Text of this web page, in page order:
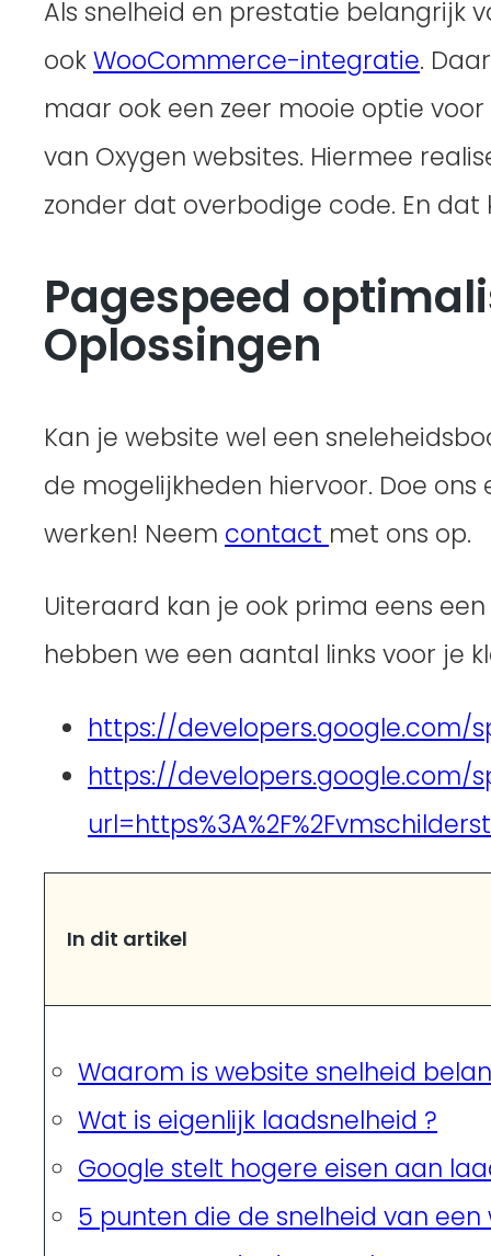
Als snelheid en prestatie belangrijk
ookWooCommerce-integratie.
maar ook een zeer mooie optie
van Oxygen websites. Hiermee
zonder dat overbodige code. En
Pagespeed
Oplossingen
Kan je website wel een
de mogelijkheden hiervoor. Doe
werken! Neem contact met ons op.
Uiteraard kan je ook prima eens
hebben we een aantal links voor je
https://developers.google.com/
https://developers.google.com/
In dit artikel
Waarom is website snelheid
Wat is eigenlijk laadsnelheid ?
Google stelt hogere eisen aan
5 punten die de snelheid van